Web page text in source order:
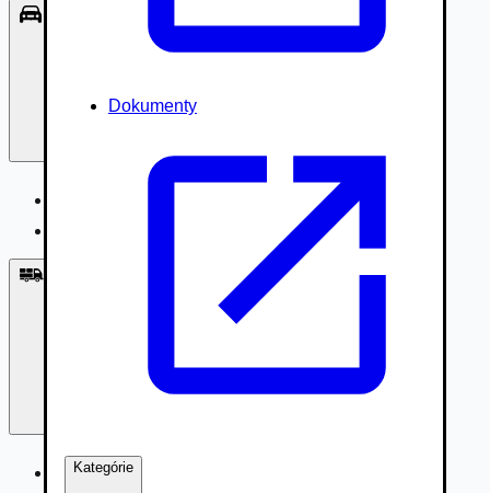
Dokumenty
Kategórie
Nákladné vozidlá 3,5 - 7,5t